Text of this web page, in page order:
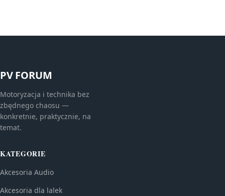
PV FORUM
Motoryzacja i technika bez
zbędnego chaosu —
konkretnie, praktycznie, na
temat.
KATEGORIE
Akcesoria Audio
Akcesoria dla lalek